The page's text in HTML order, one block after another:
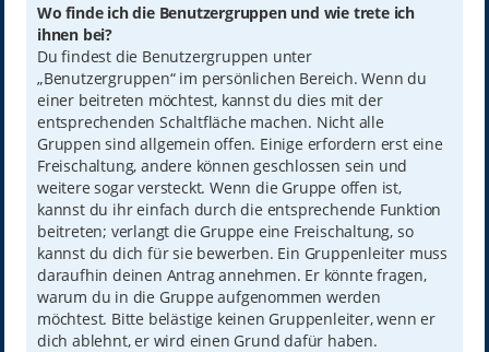
Wo finde ich die Benutzergruppen und wie trete ich
ihnen bei?
Du findest die Benutzergruppen unter
„Benutzergruppen“ im persönlichen Bereich. Wenn du
einer beitreten möchtest, kannst du dies mit der
entsprechenden Schaltfläche machen. Nicht alle
Gruppen sind allgemein offen. Einige erfordern erst eine
Freischaltung, andere können geschlossen sein und
weitere sogar versteckt. Wenn die Gruppe offen ist,
kannst du ihr einfach durch die entsprechende Funktion
beitreten; verlangt die Gruppe eine Freischaltung, so
kannst du dich für sie bewerben. Ein Gruppenleiter muss
daraufhin deinen Antrag annehmen. Er könnte fragen,
warum du in die Gruppe aufgenommen werden
möchtest. Bitte belästige keinen Gruppenleiter, wenn er
dich ablehnt, er wird einen Grund dafür haben.